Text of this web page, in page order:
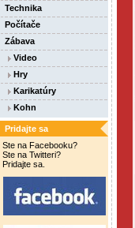
Technika
Počítače
Zábava
Video
Hry
Karikatúry
Kohn
Pridajte sa
Ste na Facebooku?
Ste na Twitteri?
Pridajte sa.